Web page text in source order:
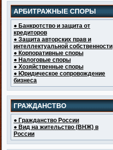
АРБИТРАЖНЫЕ СПОРЫ
● Банкротство и защита от
кредиторов
● Защита авторских прав и
интеллектуальной собственности
● Корпоративные споры
● Налоговые споры
● Хозяйственные споры
● Юридическое сопровождение
бизнеса
ГРАЖДАНСТВО
● Гражданство России
● Вид на жительство (ВНЖ) в
России